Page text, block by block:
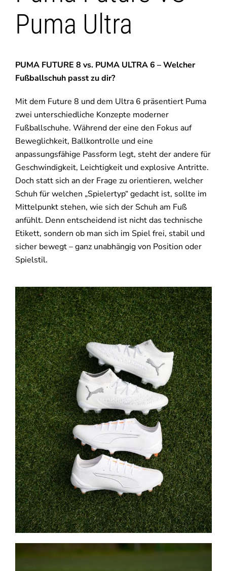
Puma Ultra
PUMA FUTURE 8 vs. PUMA ULTRA 6 – Welcher
Fußballschuh passt zu dir?
Mit dem Future 8 und dem Ultra 6 präsentiert Puma
zwei unterschiedliche Konzepte moderner
Fußballschuhe. Während der eine den Fokus auf
Beweglichkeit, Ballkontrolle und eine
anpassungsfähige Passform legt, steht der andere für
Geschwindigkeit, Leichtigkeit und explosive Antritte.
Doch statt sich an der Frage zu orientieren, welcher
Schuh für welchen „Spielertyp“ gedacht ist, sollte im
Mittelpunkt stehen, wie sich der Schuh am Fuß
anfühlt. Denn entscheidend ist nicht das technische
Etikett, sondern ob man sich im Spiel frei, stabil und
sicher bewegt – ganz unabhängig von Position oder
Spielstil.